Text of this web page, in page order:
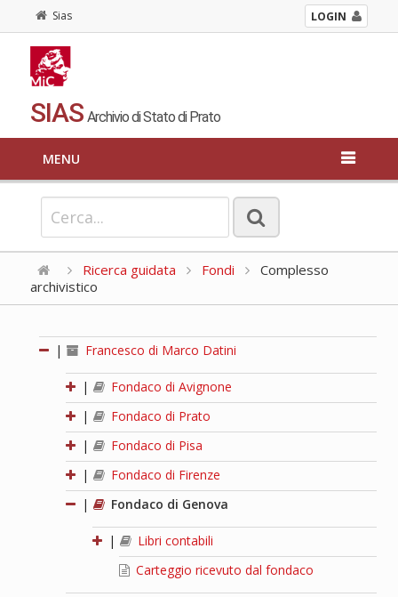
Sias LOGIN
SIAS Archivio di Stato di Prato
MENU
Ricerca guidata Fondi
Complesso
archivistico
| Francesco di Marco Datini
|
Fondaco di Avignone
|
Fondaco di Prato
|
Fondaco di Pisa
|
Fondaco di Firenze
|
Fondaco di Genova
|
Libri contabili
Carteggio ricevuto dal fondaco